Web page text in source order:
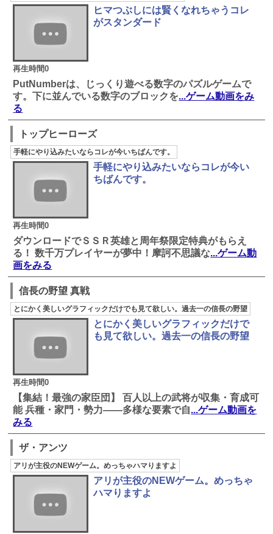
再生時間0
ヒマつぶしには賢くなれちゃうコレ
がスタンダード
PutNumberは、じっくり遊べる数字のパズルゲームで
す。下に並んでいる数字のブロックを...ゲーム動画をみ
る
トップヒーローズ
手軽にやり込みたいならコレが今いちばんです。
再生時間0
手軽にやり込みたいならコレが今い
ちばんです。
ダウンロードでＳＳＲ英雄と周年祭限定特典がもらえ
る！ 数千万プレイヤーが夢中！摩訶不思議な...ゲーム動
画をみる
信長の野望 真戦
とにかく美しいグラフィックだけでも見て欲しい。過去一の信長の野望
再生時間0
とにかく美しいグラフィックだけで
も見て欲しい。過去一の信長の野望
【集結！最強の家臣団】 百人以上の武将が収集・育成可
能 兵種・家門・勢力――多様な要素で自...ゲーム動画を
みる
ザ・アンツ
アリが主役のNEWゲーム。めっちゃハマりますよ
アリが主役のNEWゲーム。めっちゃ
ハマりますよ